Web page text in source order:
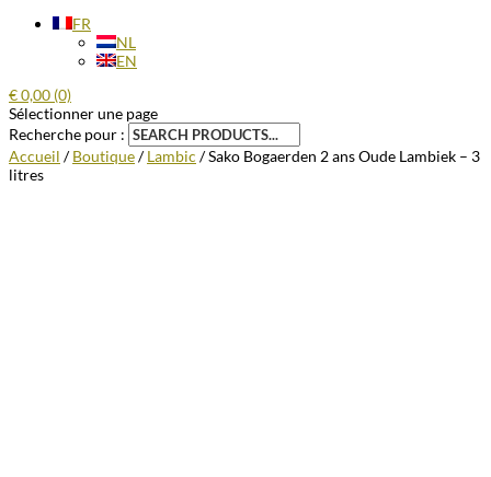
FR
NL
EN
€0,00 (0)
Sélectionner une page
Recherche pour :
Accueil /Boutique/Lambic / Sako Bogaerden 2 ans Oude Lambiek – 3
litres